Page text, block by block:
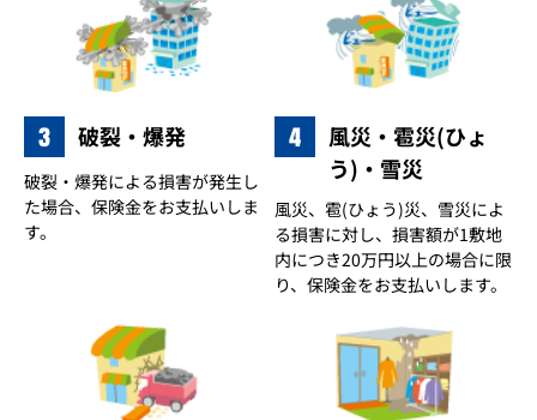
3 破裂・爆発
破裂・爆発による損害が発生し
た場合、保険金をお支払いしま
す。
4
風災・雹災(ひょ
う)・雪災
風災、雹(ひょう)災、雪災によ
る損害に対し、損害額が1敷地
内につき20万円以上の場合に限
り、保険金をお支払いします。